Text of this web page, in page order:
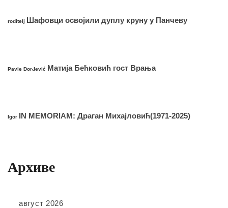
roditelj Шафовци освојили дуплу круну у Панчеву
Pavle Đorđević Матија Бећковић гост Врања
Igor IN MEMORIAM: Драган Михајловић(1971-2025)
Архиве
август 2026